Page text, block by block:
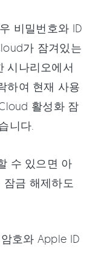
비밀번호와 ID
가 잠겨있는
시나리오에서
하여 현재 사용
활성화 잠
니다.
수 있으면 아
금 해제하도
호와 Apple ID